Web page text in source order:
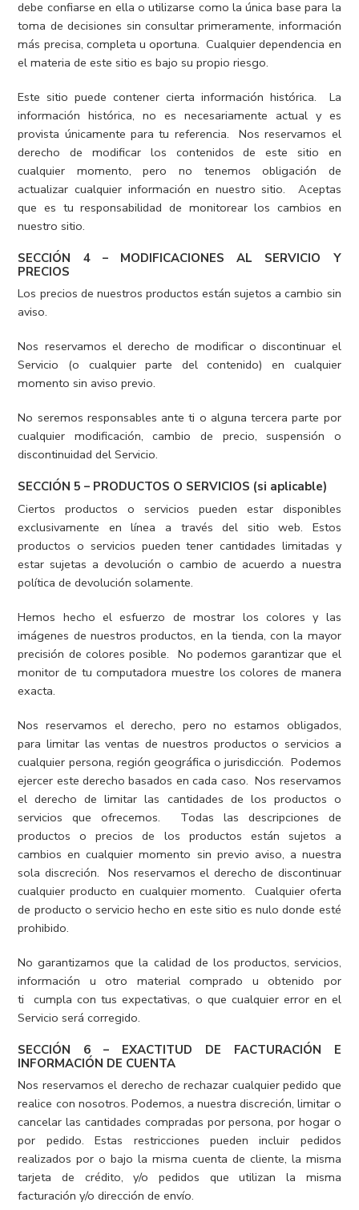
debe confiarse en ella o utilizarse como la única base para la
toma de decisiones sin consultar primeramente, información
más precisa, completa u oportuna. Cualquier dependencia en
el materia de este sitio es bajo su propio riesgo.
Este sitio puede contener cierta información histórica. La
información histórica, no es necesariamente actual y es
provista únicamente para tu referencia. Nos reservamos el
derecho de modificar los contenidos de este sitio en
cualquier momento, pero no tenemos obligación de
actualizar cualquier información en nuestro sitio. Aceptas
que es tu responsabilidad de monitorear los cambios en
nuestro sitio.
SECCIÓN 4 – MODIFICACIONES AL SERVICIO Y
PRECIOS
Los precios de nuestros productos están sujetos a cambio sin
aviso.
Nos reservamos el derecho de modificar o discontinuar el
Servicio (o cualquier parte del contenido) en cualquier
momento sin aviso previo.
No seremos responsables ante ti o alguna tercera parte por
cualquier modificación, cambio de precio, suspensión o
discontinuidad del Servicio.
SECCIÓN 5 – PRODUCTOS O SERVICIOS (si aplicable)
Ciertos productos o servicios pueden estar disponibles
exclusivamente en línea a través del sitio web. Estos
productos o servicios pueden tener cantidades limitadas y
estar sujetas a devolución o cambio de acuerdo a nuestra
política de devolución solamente.
Hemos hecho el esfuerzo de mostrar los colores y las
imágenes de nuestros productos, en la tienda, con la mayor
precisión de colores posible. No podemos garantizar que el
monitor de tu computadora muestre los colores de manera
exacta.
Nos reservamos el derecho, pero no estamos obligados,
para limitar las ventas de nuestros productos o servicios a
cualquier persona, región geográfica o jurisdicción. Podemos
ejercer este derecho basados en cada caso. Nos reservamos
el derecho de limitar las cantidades de los productos o
servicios que ofrecemos. Todas las descripciones de
productos o precios de los productos están sujetos a
cambios en cualquier momento sin previo aviso, a nuestra
sola discreción. Nos reservamos el derecho de discontinuar
cualquier producto en cualquier momento. Cualquier oferta
de producto o servicio hecho en este sitio es nulo donde esté
prohibido.
No garantizamos que la calidad de los productos, servicios,
información u otro material comprado u obtenido por
ti cumpla con tus expectativas, o que cualquier error en el
Servicio será corregido.
SECCIÓN 6 – EXACTITUD DE FACTURACIÓN E
INFORMACIÓN DE CUENTA
Nos reservamos el derecho de rechazar cualquier pedido que
realice con nosotros. Podemos, a nuestra discreción, limitar o
cancelar las cantidades compradas por persona, por hogar o
por pedido. Estas restricciones pueden incluir pedidos
realizados por o bajo la misma cuenta de cliente, la misma
tarjeta de crédito, y/o pedidos que utilizan la misma
facturación y/o dirección de envío.